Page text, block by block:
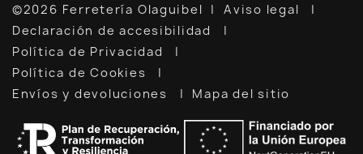
©2026 Ferretería Olaguibel
Aviso legal
Declaración de accesibilidad
Política de Privacidad
Política de Cookies
Envíos y devoluciones
Mapa del sitio